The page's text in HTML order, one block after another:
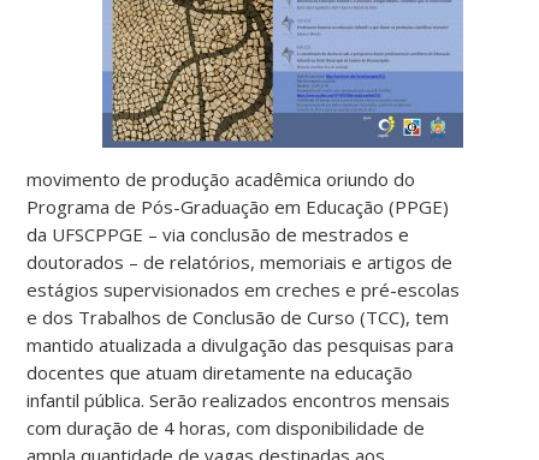
movimento de produção acadêmica oriundo do
Programa de Pós-Graduação em Educação (PPGE)
da UFSCPPGE – via conclusão de mestrados e
doutorados – de relatórios, memoriais e artigos de
estágios supervisionados em creches e pré-escolas
e dos Trabalhos de Conclusão de Curso (TCC), tem
mantido atualizada a divulgação das pesquisas para
docentes que atuam diretamente na educação
infantil pública. Serão realizados encontros mensais
com duração de 4 horas, com disponibilidade de
ampla quantidade de vagas destinadas aos